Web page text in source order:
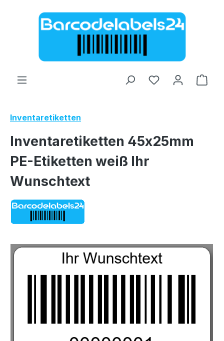
Zum Hauptinhalt springen
Inventaretiketten
Inventaretiketten 45x25mm
PE-Etiketten weiß Ihr
Wunschtext
Bildergalerie überspringen